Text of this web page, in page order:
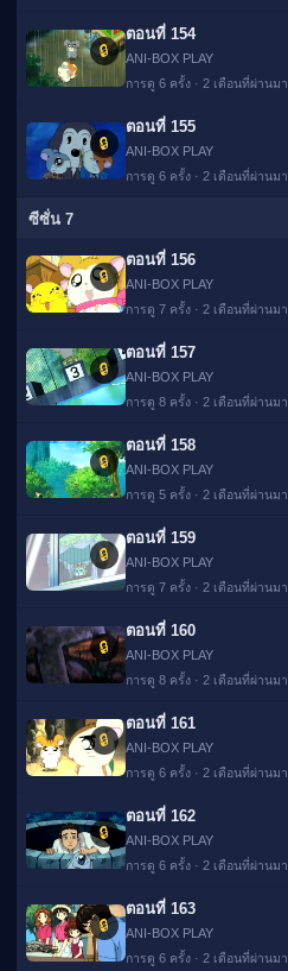
🔒
ตอนที่ 154
ANI-BOX PLAY
การดู 6 ครั้ง · 2 เดือนที่ผ่านมา
🔒
ตอนที่ 155
ANI-BOX PLAY
การดู 6 ครั้ง · 2 เดือนที่ผ่านมา
ซีซั่น 7
🔒
ตอนที่ 156
ANI-BOX PLAY
การดู 7 ครั้ง · 2 เดือนที่ผ่านมา
🔒
ตอนที่ 157
ANI-BOX PLAY
การดู 8 ครั้ง · 2 เดือนที่ผ่านมา
🔒
ตอนที่ 158
ANI-BOX PLAY
การดู 5 ครั้ง · 2 เดือนที่ผ่านมา
🔒
ตอนที่ 159
ANI-BOX PLAY
การดู 7 ครั้ง · 2 เดือนที่ผ่านมา
🔒
ตอนที่ 160
ANI-BOX PLAY
การดู 8 ครั้ง · 2 เดือนที่ผ่านมา
🔒
ตอนที่ 161
ANI-BOX PLAY
การดู 6 ครั้ง · 2 เดือนที่ผ่านมา
🔒
ตอนที่ 162
ANI-BOX PLAY
การดู 6 ครั้ง · 2 เดือนที่ผ่านมา
🔒
ตอนที่ 163
ANI-BOX PLAY
การดู 6 ครั้ง · 2 เดือนที่ผ่านมา